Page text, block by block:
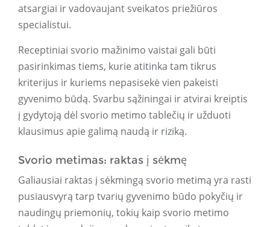
atsargiai ir vadovaujant sveikatos priežiūros
specialistui.
Receptiniai svorio mažinimo vaistai gali būti
pasirinkimas tiems, kurie atitinka tam tikrus
kriterijus ir kuriems nepasisekė vien pakeisti
gyvenimo būdą. Svarbu sąžiningai ir atvirai kreiptis
į gydytoją dėl svorio metimo tablečių ir užduoti
klausimus apie galimą naudą ir riziką.
Svorio metimas: raktas į sėkmę
Galiausiai raktas į sėkmingą svorio metimą yra rasti
pusiausvyrą tarp tvarių gyvenimo būdo pokyčių ir
naudingų priemonių, tokių kaip svorio metimo